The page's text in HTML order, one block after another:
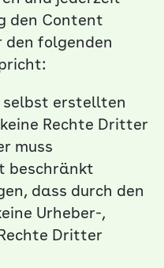
den Content
den folgenden
selbst erstellten
Rechte Dritter
muss
beschränkt
dass durch den
Urheber-,
Dritter